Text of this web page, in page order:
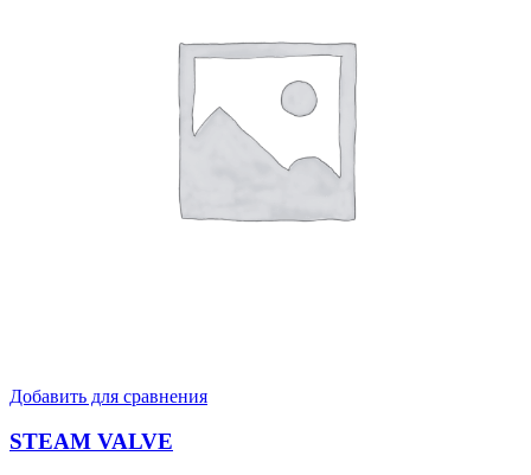
Добавить для сравнения
STEAM VALVE